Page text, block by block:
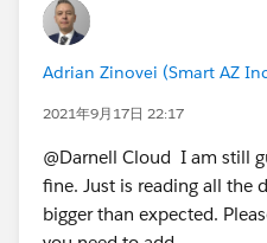
Adrian Zinovei (Smart AZ
2021年9月17日 22:17
@Darnell Cloud​ I am still
fine. Just is reading all the
bigger than expected.